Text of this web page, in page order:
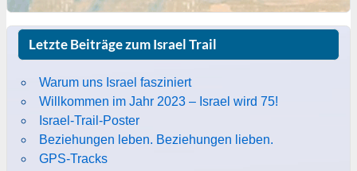
Letzte Beiträge zum Israel Trail
Warum uns Israel fasziniert
Willkommen im Jahr 2023 – Israel wird 75!
Israel-Trail-Poster
Beziehungen leben. Beziehungen lieben.
GPS-Tracks